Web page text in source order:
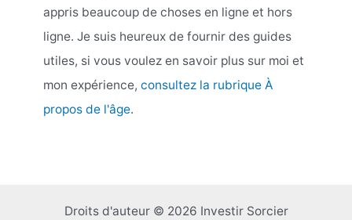
appris beaucoup de choses en ligne et hors
ligne. Je suis heureux de fournir des guides
utiles, si vous voulez en savoir plus sur moi et
mon expérience, consultez la rubrique À
propos de l'âge.
Droits d'auteur © 2026 Investir Sorcier